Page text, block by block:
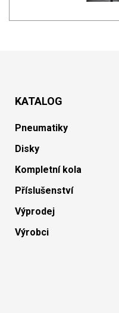
KATALOG
Pneumatiky
Disky
Kompletní kola
Příslušenství
Výprodej
Výrobci